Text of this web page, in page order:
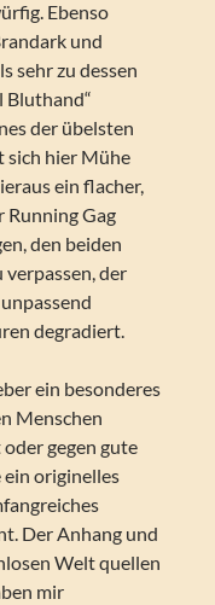
Ebenso
und
sehr zu dessen
Bluthand“
der übelsten
sich hier Mühe
ein flacher,
Running Gag
den beiden
der
degradiert.
ein besonderes
Menschen
gegen gute
originelles
Der Anhang und
Welt quellen
mir